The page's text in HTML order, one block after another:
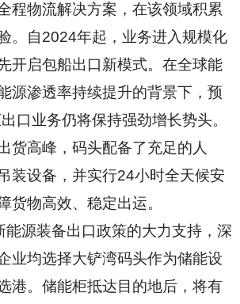
程物流解决方案，在该领域积累
。自2024年起，业务进入规模化
开启包船出口新模式。在全球能
源渗透率持续提升的背景下，预
口业务仍将保持强劲增长势头。
货高峰，码头配备了充足的人
装设备，并实行24小时全天候安
货物高效、稳定出运。
能源装备出口政策的大力支持，深
业均选择大铲湾码头作为储能设
港。储能柜抵达目的地后，将有